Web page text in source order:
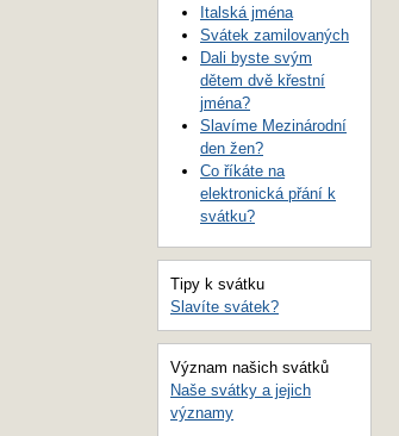
Italská jména
Svátek zamilovaných
Dali byste svým
dětem dvě křestní
jména?
Slavíme Mezinárodní
den žen?
Co říkáte na
elektronická přání k
svátku?
Tipy k svátku
Slavíte svátek?
Význam našich svátků
Naše svátky a jejich
významy